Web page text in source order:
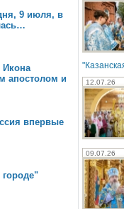
9 июля, в
Икона
апостолом и
впервые
12.07.26
09.07.26